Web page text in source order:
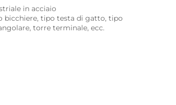
in acciaio
bicchiere, tipo testa di gatto, tipo
torre terminale, ecc.